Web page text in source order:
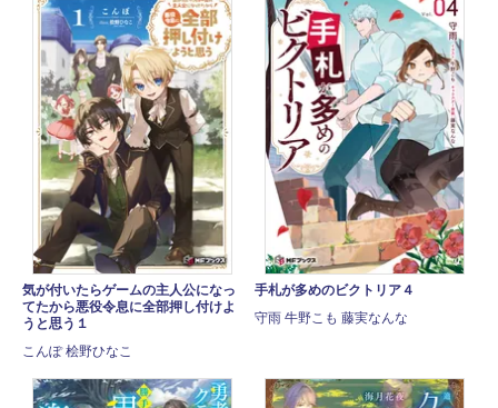
気が付いたらゲームの主人公になっ
てたから悪役令息に全部押し付けよ
うと思う１
こんぽ 桧野ひなこ
手札が多めのビクトリア４
守雨 牛野こも 藤実なんな